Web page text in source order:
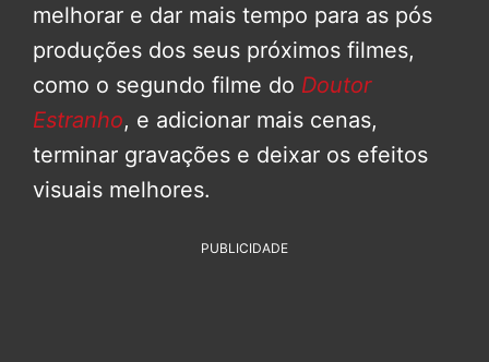
melhorar e dar mais tempo para as pós
produções dos seus próximos filmes,
como o segundo filme do Doutor
Estranho, e adicionar mais cenas,
terminar gravações e deixar os efeitos
visuais melhores.
PUBLICIDADE